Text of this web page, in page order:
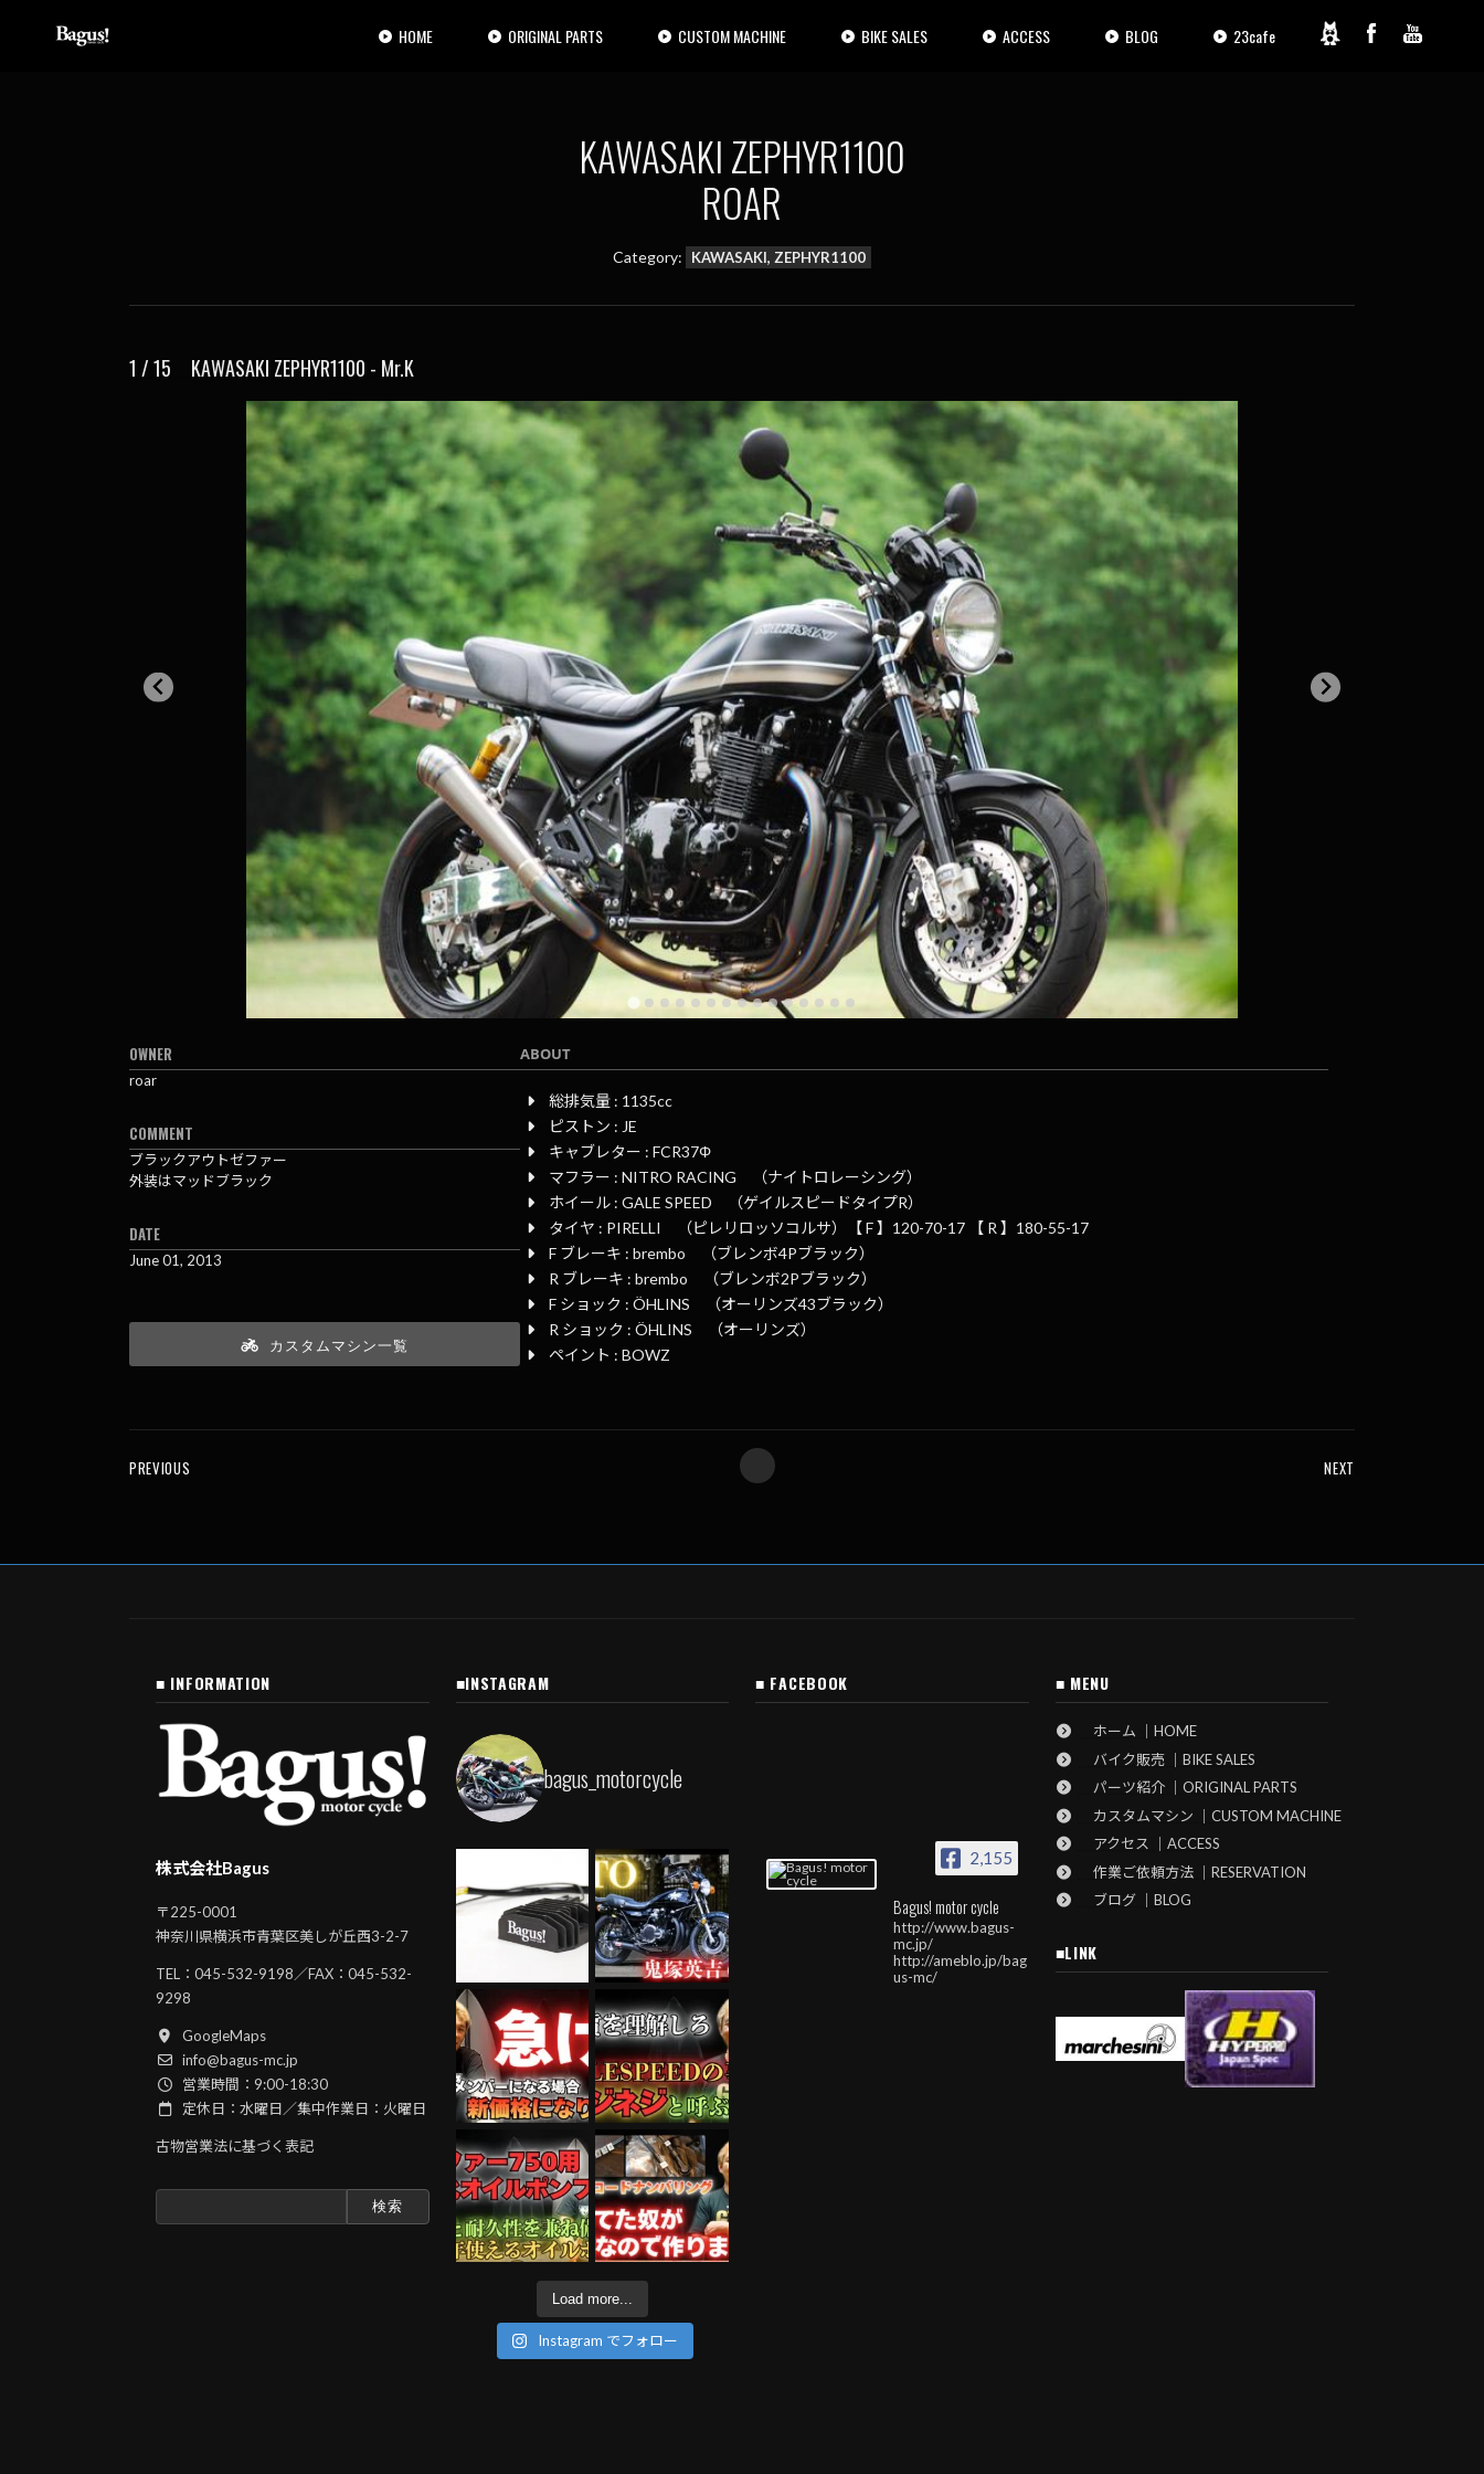
HOME ORIGINAL PARTS CUSTOM MACHINE BIKE SALES ACCESS BLOG 23cafe
KAWASAKI ZEPHYR1100
ROAR
Category: KAWASAKI, ZEPHYR1100
1 / 15 KAWASAKI ZEPHYR1100 - Mr.K
OWNER
roar
COMMENT
ブラックアウトゼファー
外装はマッドブラック
DATE
June 01, 2013
カスタムマシン一覧
ABOUT
総排気量 : 1135cc
ピストン : JE
キャブレター : FCR37Φ
マフラー : NITRO RACING （ナイトロレーシング）
ホイール : GALE SPEED （ゲイルスピードタイプR）
タイヤ : PIRELLI （ピレリロッソコルサ）【 F 】120-70-17 【 R 】180-55-17
F ブレーキ : brembo （ブレンボ4Pブラック）
R ブレーキ : brembo （ブレンボ2Pブラック）
F ショック : ÖHLINS （オーリンズ43ブラック）
R ショック : ÖHLINS （オーリンズ）
ペイント : BOWZ
PREVIOUS NEXT
■ INFORMATION
株式会社Bagus
〒225-0001
神奈川県横浜市青葉区美しが丘西3-2-7
TEL： 045-532-9198／FAX：045-532-
9298
GoogleMaps
info@bagus-mc.jp
営業時間：9:00-18:30
定休日：水曜日／集中作業日：火曜日
古物営業法に基づく表記
検
■INSTAGRAM
bagus_motorcycle
Load more...
Instagram でフォロー
■ FACEBOOK
2,155
Bagus! motor cycle
http://www.bagus-
mc.jp/
http://ameblo.jp/bag
us-mc/
■ MENU
ホーム ｜HOME
バイク販売 ｜BIKE SALES
パーツ紹介 ｜ORIGINAL PARTS
カスタムマシン ｜CUSTOM MACHINE
アクセス ｜ACCESS
作業ご依頼方法 ｜RESERVATION
ブログ ｜BLOG
■LINK